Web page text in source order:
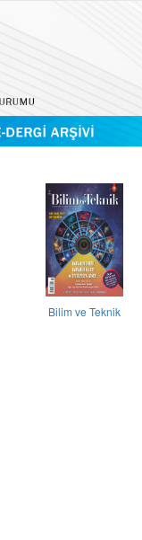
Bilim ve Teknik